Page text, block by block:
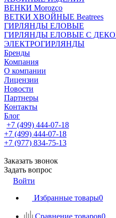
ВЕНКИ Morozco
ВЕТКИ ХВОЙНЫЕ Beatrees
ГИРЛЯНДЫ ЕЛОВЫЕ
ГИРЛЯНДЫ ЕЛОВЫЕ С
ЭЛЕКТРОГИРЛЯНДЫ
Бренды
Компания
О компании
Лицензии
Новости
Партнеры
Контакты
Блог
+7 (499) 444-07-18
+7 (499) 444-07-18
+7 (977) 834-75-13
Заказать звонок
Задать вопрос
Войти
Избранные товары0
Сравнение товаров0